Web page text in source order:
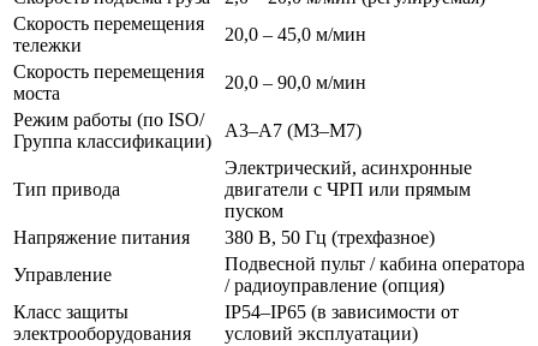
Скорость перемещения
тележки
20,0 – 45,0 м/мин
Скорость перемещения
моста
20,0 – 90,0 м/мин
Режим работы (по ISO/
Группа классификации)
A3–A7 (M3–M7)
Тип привода
Электрический, асинхронные
двигатели с ЧРП или прямым
пуском
Напряжение питания
380 В, 50 Гц (трехфазное)
Управление
Подвесной пульт / кабина оператора
/ радиоуправление (опция)
Класс защиты
электрооборудования
IP54–IP65 (в зависимости от
условий эксплуатации)